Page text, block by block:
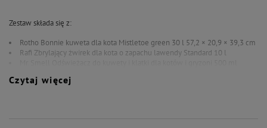
Zestaw składa się z:
Rotho Bonnie kuweta dla kota Mistletoe green 30 l 57,2 × 20,9 × 39,3 cm
Rafi Zbrylający żwirek dla kota o zapachu lawendy Standard 10 l
Dolina Noteci Podkładka pod miski dla psa lub kota 40 x 30 cm
Czytaj więcej